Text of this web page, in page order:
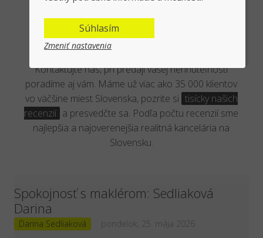
Overená kancelária reálnymi
klientmi
Kontaktujte nás, pri predaji vašej nehnuteľnosti
poradíme aj vám. Máme už viac ako 35 000 klientov
vo väčšine miest Slovenska, pozrite si tisícky našich
recenzií a presvedčte sa. Podľa počtu recenzií sme
najlepšia a najoverenejšia realitná kancelária na
Slovensku.
Spokojnosť s maklérom: Sedliaková
Darina
Darina Sedliaková pondelok, 25. mája 2026
Súhlasím
Zmeniť nastavenia